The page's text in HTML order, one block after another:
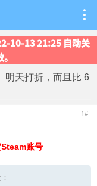
10-13 21:25 自动关
明天打折，而且比 6
1#
账号